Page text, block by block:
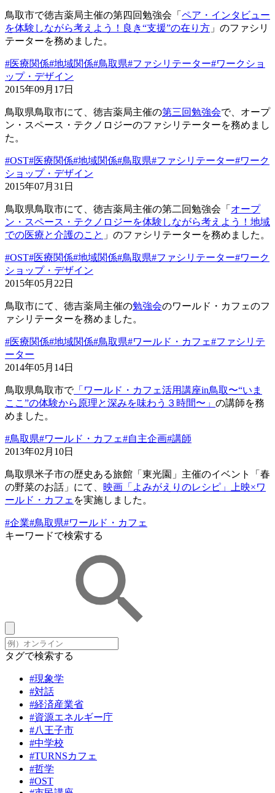
鳥取市で徳吉薬局主催の第四回勉強会「 ペア・インタビュー
を体験しながら考えよう！良き“支援”の在り方 」のファシリ
テーターを務めました。
#医療関係#地域関係#鳥取県#ファシリテーター#ワークショ
ップ・デザイン
2015年09月17日
鳥取県鳥取市にて、徳吉薬局主催の第三回勉強会で、オープ
ン・スペース・テクノロジーのファシリテーターを務めまし
た。
#OST#医療関係#地域関係#鳥取県#ファシリテーター#ワーク
ショップ・デザイン
2015年07月31日
鳥取県鳥取市にて、徳吉薬局主催の第二回勉強会「 オープ
ン・スペース・テクノロジーを体験しながら考えよう！地域
での医療と介護のこと 」のファシリテーターを務めました。
#OST#医療関係#地域関係#鳥取県#ファシリテーター#ワーク
ショップ・デザイン
2015年05月22日
鳥取市にて、徳吉薬局主催の勉強会のワールド・カフェのフ
ァシリテーターを務めました。
#医療関係#地域関係#鳥取県#ワールド・カフェ#ファシリテ
ーター
2014年05月14日
鳥取県鳥取市で「ワールド・カフェ活用講座in鳥取〜“いま
ここ”の体験から原理と深みを味わう３時間〜」 の講師を務
めました。
#鳥取県#ワールド・カフェ#自主企画#講師
2013年02月10日
鳥取県米子市の歴史ある旅館「東光園」主催のイベント「春
の野菜のお話」にて、 映画「よみがえりのレシピ」上映×ワ
ールド・カフェ を実施しました。
#企業#鳥取県#ワールド・カフェ
キーワードで検索する
タグで検索する
#現象学
#対話
#経済産業省
#資源エネルギー庁
#八王子市
#中学校
#TURNSカフェ
#哲学
#OST